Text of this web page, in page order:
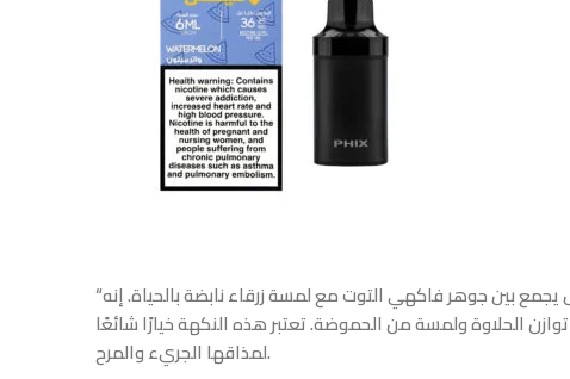
“نكهة التوت الأزرق” هي إحساس حلو ومنعش يجمع بين جوهر فاكهي التوت مع لمسة زرقاء نابضة بالحياة. إنه
الحلاوة ولمسة من الحموضة. تعتبر هذه النكهة خيارًا شائعًا
لمذاقها الجريء والمرح.